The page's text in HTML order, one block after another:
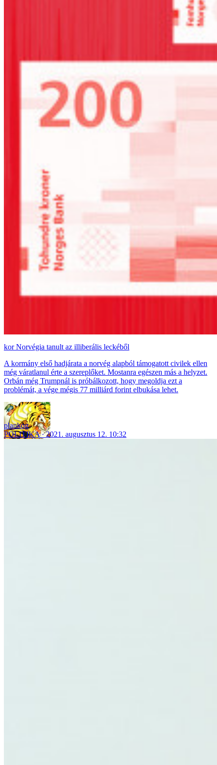
Norvégia tanult az illiberális leckéből
A kormány első hadjárata a norvég alapból támogatott civilek ellen
még váratlanul érte a szereplőket. Mostanra egészen más a helyzet.
Orbán még Trumpnál is próbálkozott, hogy megoldja ezt a
problémát, a vége mégis 77 milliárd forint elbukása lehet.
plankog
POLITIKA
2021. augusztus 12. 10:32